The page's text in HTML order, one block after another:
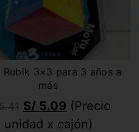
Rubik 3×3 para 3 años a
más
S/ 5.09 (Precio
unidad x cajón)